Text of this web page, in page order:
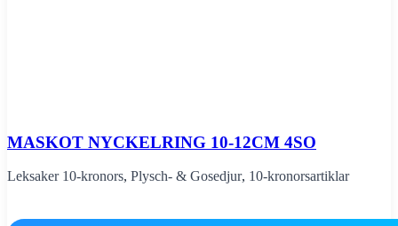
MASKOT NYCKELRING 10-12CM 4SO
Leksaker 10-kronors, Plysch- & Gosedjur, 10-kronorsartiklar